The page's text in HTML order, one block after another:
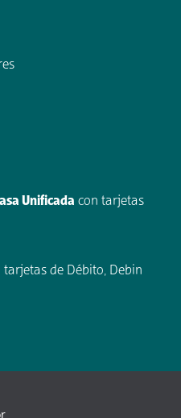
Unificada con tarjetas
tarjetas de Débito, Debin